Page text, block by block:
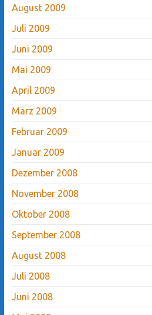
August 2009
Juli 2009
Juni 2009
Mai 2009
April 2009
März 2009
Februar 2009
Januar 2009
Dezember 2008
November 2008
Oktober 2008
September 2008
August 2008
Juli 2008
Juni 2008